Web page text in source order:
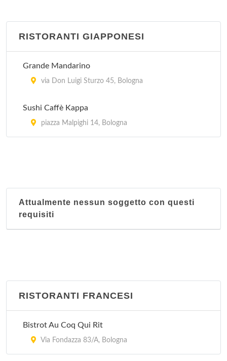
RISTORANTI GIAPPONESI
Grande Mandarino
via Don Luigi Sturzo 45, Bologna
Sushi Caffè Kappa
piazza Malpighi 14, Bologna
Attualmente nessun soggetto con questi
requisiti
RISTORANTI FRANCESI
Bistrot Au Coq Qui Rit
Via Fondazza 83/A, Bologna